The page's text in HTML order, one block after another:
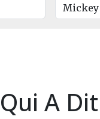
Qui A Dit